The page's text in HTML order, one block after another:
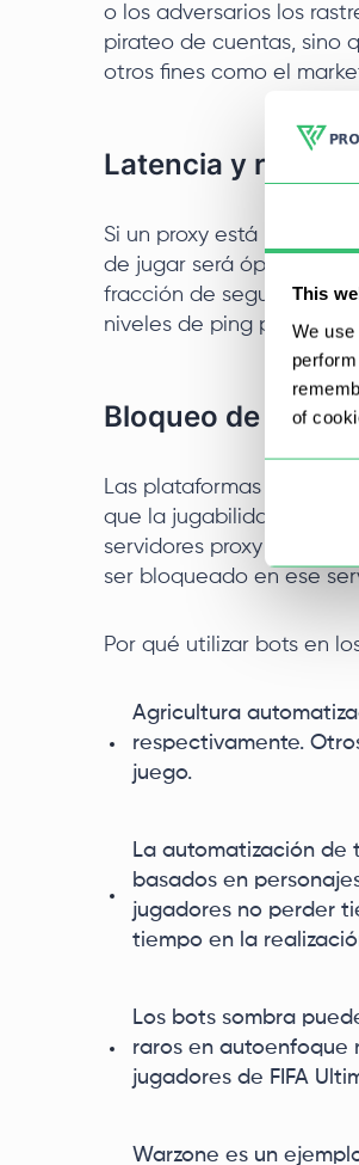
This
We
of
o los adversarios los
pirateo de cuentas, sino
otros fines como el
Latencia y
Si un proxy está bien
de jugar será óptima.
fracción de segundo es
niveles de ping podrían
Bloqueo de robots
Las plataformas de
que la jugabilidad no se
servidores proxy
ser bloqueado en ese
Por qué utilizar bots en
Agricultura
respectivamente.
juego.
La automatización de
basados en
jugadores no perder
tiempo en la
Los bots sombra
raros en autoenfoque
jugadores de FIFA
Warzone es un